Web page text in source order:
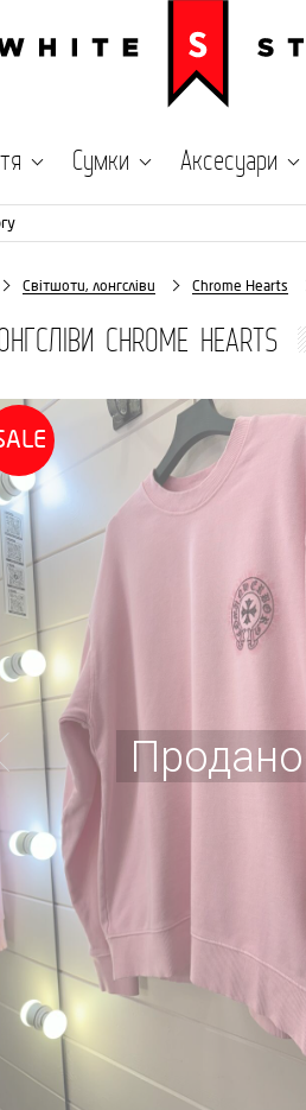
Сумки Аксесуари
Світшоти, лонгсліви Chrome Hearts
CHROME HEARTS
Продано